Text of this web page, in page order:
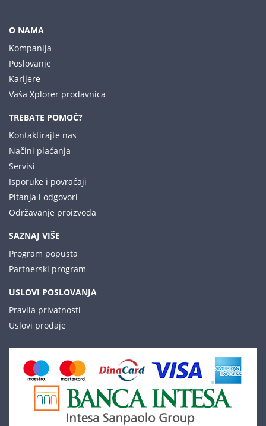
O NAMA
Kompanija
Poslovanje
Karijere
Vaša Xplorer prodavnica
TREBATE POMOĆ?
Kontaktirajte nas
Načini plaćanja
Servisi
Isporuke i povraćaji
Pitanja i odgovori
Održavanje proizvoda
SAZNAJ VIŠE
Program popusta
Partnerski program
USLOVI POSLOVANJA
Pravila privatnosti
Uslovi prodaje